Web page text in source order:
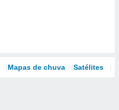
Mapas de chuva Satélites